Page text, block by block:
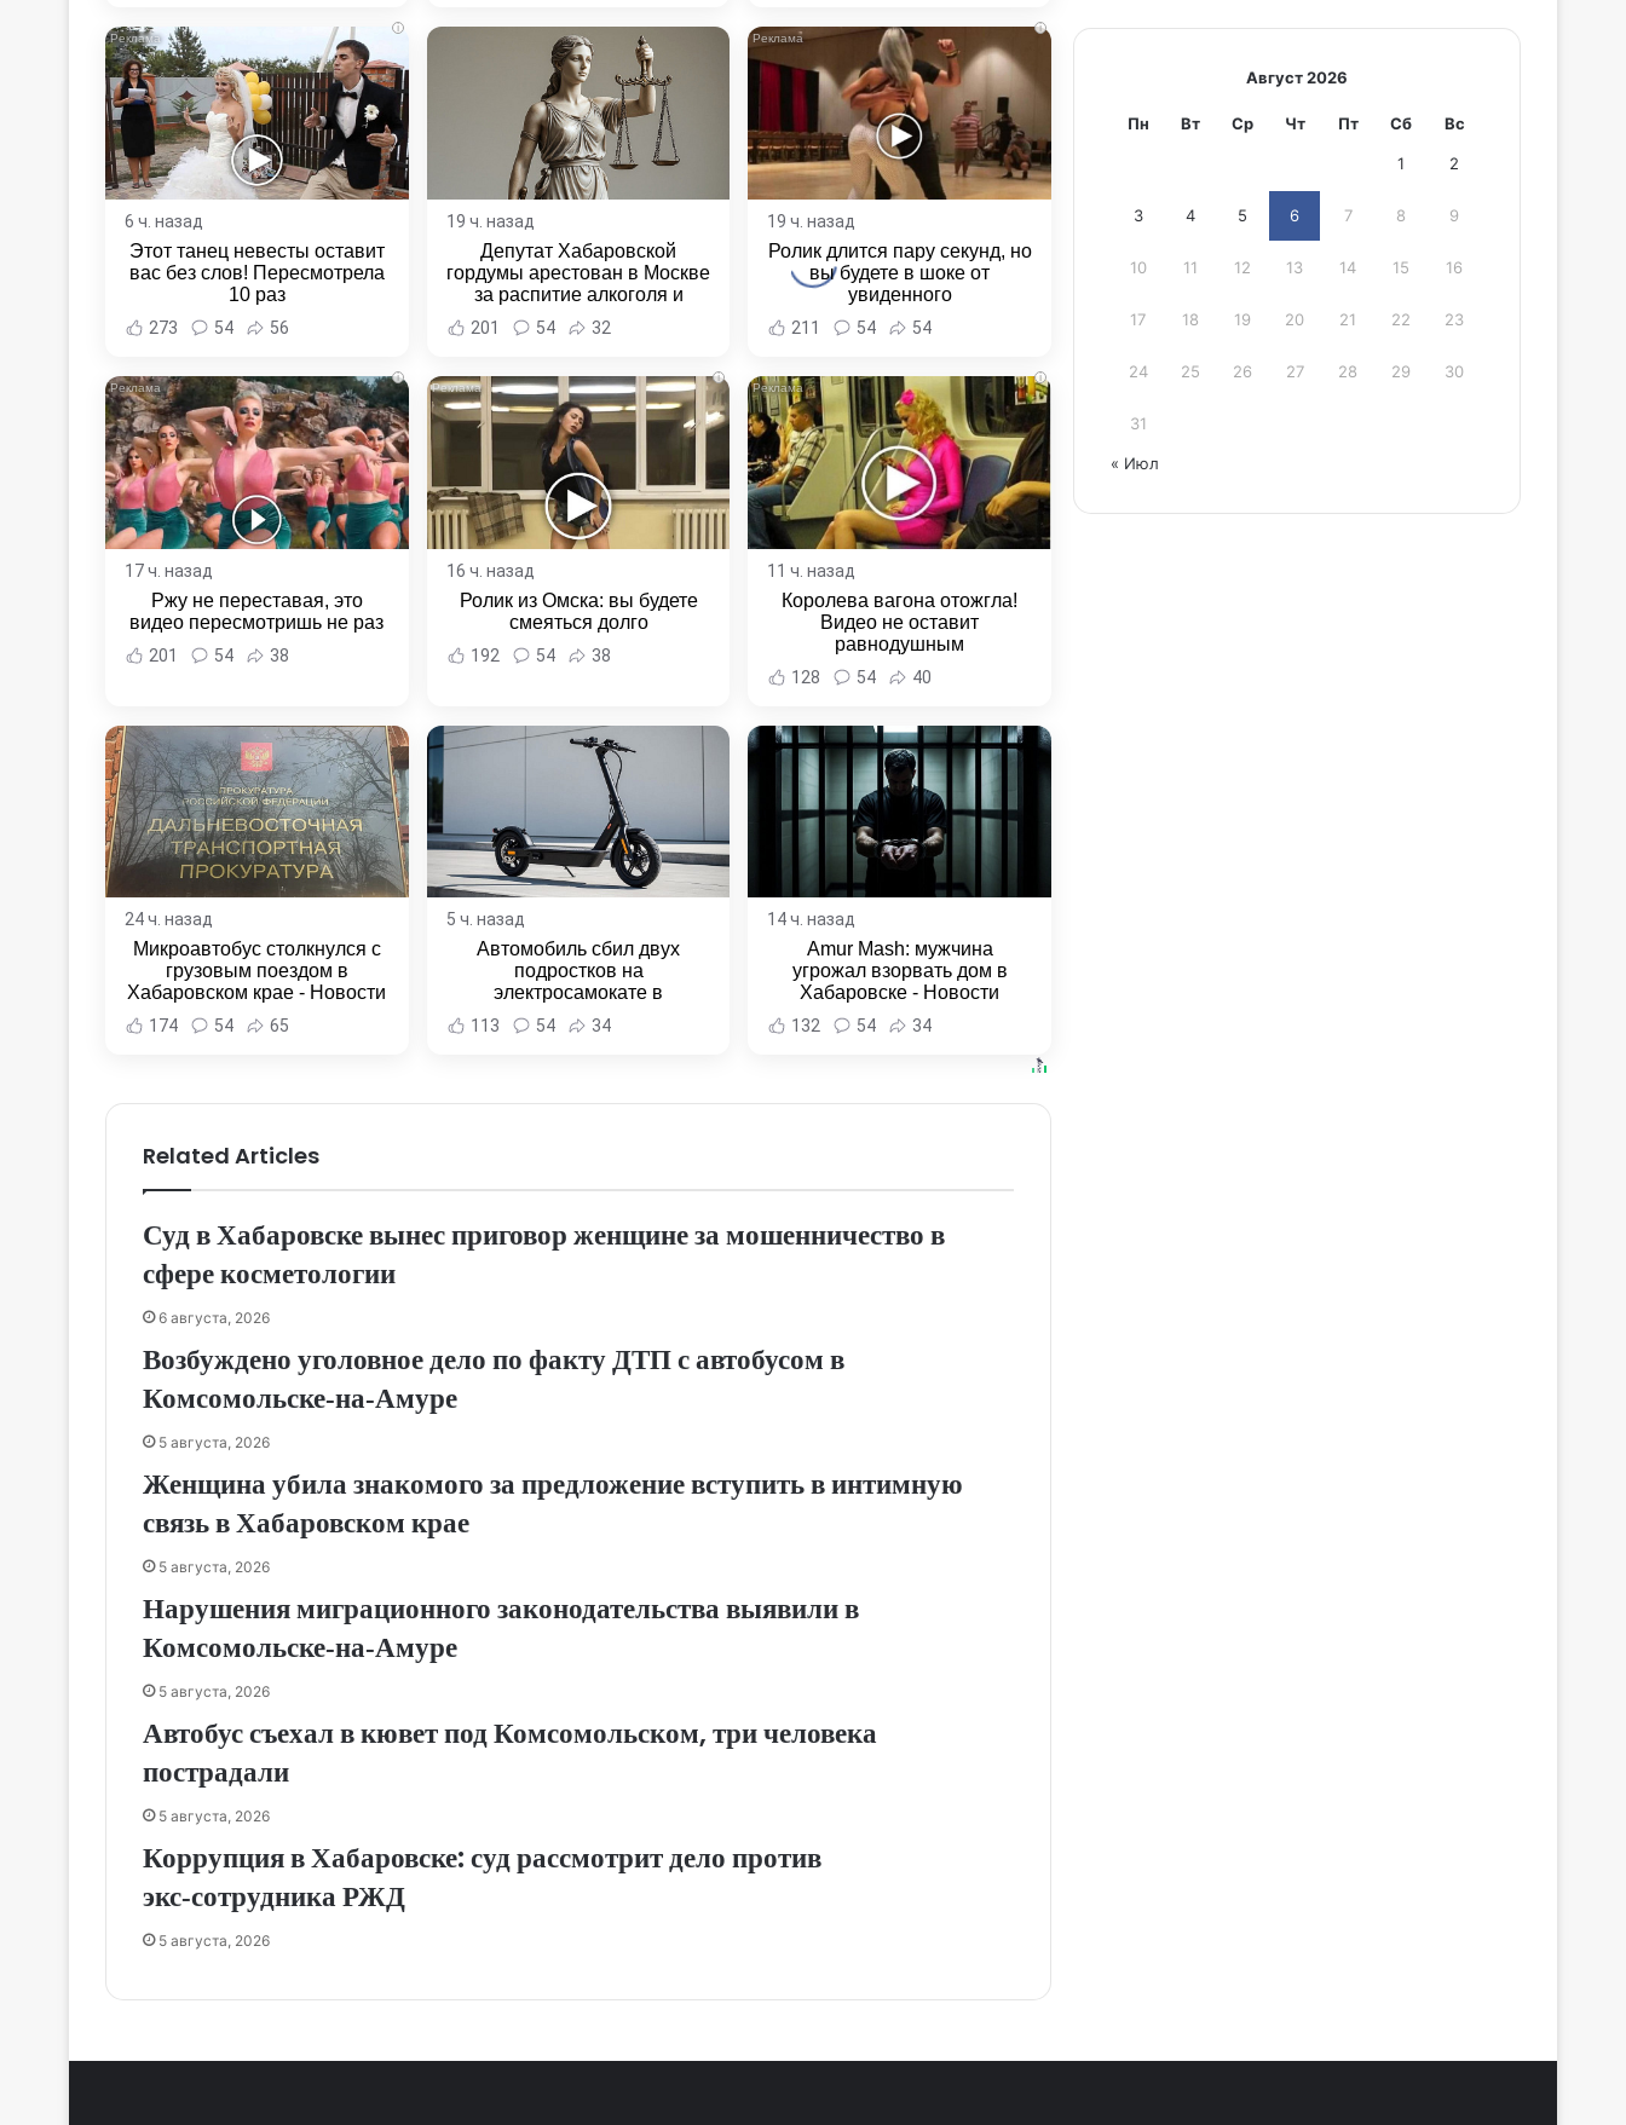
i
6 ч. назад
Этот танец невесты оставит
вас без слов! Пересмотрела
10 раз
273 54 56
19 ч. назад
Депутат Хабаровской
гордумы арестован в Москве
за распитие алкоголя и
неповиновение полиции -
Новости Хабаровска и
201 54 32
i
19 ч. назад
Ролик длится пару секунд, но
вы будете в шоке от
увиденного
211 54 54
i
17 ч. назад
Ржу не переставая, это
видео пересмотришь не раз
201 54 38
i
16 ч. назад
Ролик из Омска: вы будете
смеяться долго
192 54 38
i
11 ч. назад
Королева вагона отожгла!
Видео не оставит
равнодушным
128 54 40
24 ч. назад
Микроавтобус столкнулся с
грузовым поездом в
Хабаровском крае - Новости
Хабаровска и Хабаровского
края
174 54 65
5 ч. назад
Автомобиль сбил двух
подростков на
электросамокате в
Комсомольске-на-Амуре -
Новости Хабаровска и
113 54 34
14 ч. назад
Amur Mash: мужчина
угрожал взорвать дом в
Хабаровске - Новости
Хабаровска и Хабаровского
края
132 54 34
Related Articles
Суд в Хабаровске вынес приговор женщине за мошенничество в
сфере косметологии
6 августа, 2026
Возбуждено уголовное дело по факту ДТП с автобусом в
Комсомольске‑на‑Амуре
5 августа, 2026
Женщина убила знакомого за предложение вступить в интимную
связь в Хабаровском крае
5 августа, 2026
Нарушения миграционного законодательства выявили в
Комсомольске‑на‑Амуре
5 августа, 2026
Автобус съехал в кювет под Комсомольском, три человека
пострадали
5 августа, 2026
Коррупция в Хабаровске: суд рассмотрит дело против
экс‑сотрудника РЖД
5 августа, 2026
Август 2026
Пн Вт Ср Чт Пт Сб Вс
1 2
3 4 5 6 7 8 9
10 11 12 13 14 15 16
17 18 19 20 21 22 23
24 25 26 27 28 29 30
31
« Июл